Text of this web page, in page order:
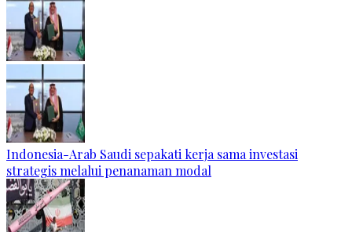
Indonesia-Arab Saudi sepakati kerja sama investasi
strategis melalui penanaman modal